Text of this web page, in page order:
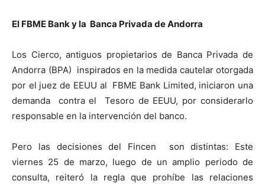
El FBME Bank y la Banca Privada de Andorra
Los Cierco, antiguos propietarios de Banca Privada de
Andorra (BPA) inspirados en la medida cautelar otorgada
por el juez de EEUU al FBME Bank Limited, iniciaron una
demanda contra el Tesoro de EEUU, por considerarlo
responsable en la intervención del banco.
Pero las decisiones del Fincen son distintas: Este
viernes 25 de marzo, luego de un amplio periodo de
consulta, reiteró la regla que prohíbe las relaciones